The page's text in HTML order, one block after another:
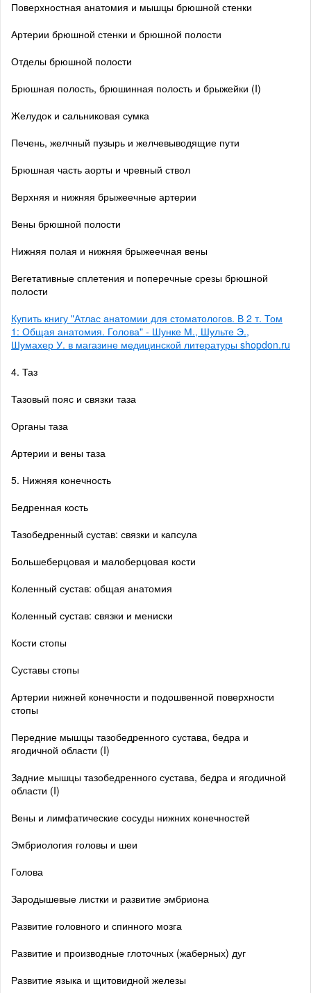
Поверхностная анатомия и мышцы брюшной стенки
Артерии брюшной стенки и брюшной полости
Отделы брюшной полости
Брюшная полость, брюшинная полость и брыжейки (I)
Желудок и сальниковая сумка
Печень, желчный пузырь и желчевыводящие пути
Брюшная часть аорты и чревный ствол
Верхняя и нижняя брыжеечные артерии
Вены брюшной полости
Нижняя полая и нижняя брыжеечная вены
Вегетативные сплетения и поперечные срезы брюшной
полости
Купить книгу "Атлас анатомии для стоматологов. В 2 т. Том
1: Общая анатомия. Голова" - Шунке М., Шульте Э.,
Шумахер У. в магазине медицинской литературы shopdon.ru
4. Таз
Тазовый пояс и связки таза
Органы таза
Артерии и вены таза
5. Нижняя конечность
Бедренная кость
Тазобедренный сустав: связки и капсула
Большеберцовая и малоберцовая кости
Коленный сустав: общая анатомия
Коленный сустав: связки и мениски
Кости стопы
Суставы стопы
Артерии нижней конечности и подошвенной поверхности
стопы
Передние мышцы тазобедренного сустава, бедра и
ягодичной области (I)
Задние мышцы тазобедренного сустава, бедра и ягодичной
области (I)
Вены и лимфатические сосуды нижних конечностей
Эмбриология головы и шеи
Голова
Зародышевые листки и развитие эмбриона
Развитие головного и спинного мозга
Развитие и производные глоточных (жаберных) дуг
Развитие языка и щитовидной железы